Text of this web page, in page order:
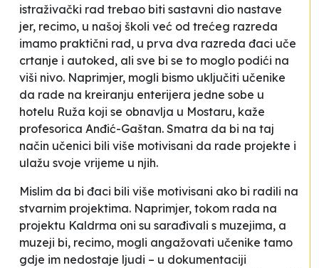
istraživački rad trebao biti sastavni dio nastave
jer, recimo, u našoj školi već od trećeg razreda
imamo praktični rad, u prva dva razreda đaci uče
crtanje i autoked, ali sve bi se to moglo podići na
viši nivo. Naprimjer, mogli bismo uključiti učenike
da rade na kreiranju enterijera jedne sobe u
hotelu Ruža koji se obnavlja u Mostaru, kaže
profesorica Anđić-Gaštan. Smatra da bi na taj
način učenici bili više motivisani da rade projekte i
ulažu svoje vrijeme u njih.
Mislim da bi đaci bili više motivisani ako bi radili na
stvarnim projektima. Naprimjer, tokom rada na
projektu Kaldrma oni su sarađivali s muzejima, a
muzeji bi, recimo, mogli angažovati učenike tamo
gdje im nedostaje ljudi – u dokumentaciji